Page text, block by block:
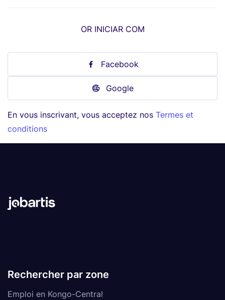
OR INICIAR COM
Facebook
Google
En vous inscrivant, vous acceptez nos Termes et
conditions
Rechercher par zone
Emploi en Kongo-Central